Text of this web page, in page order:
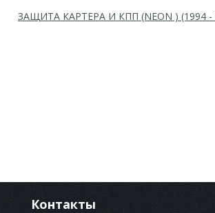
ЗАЩИТА КАРТЕРА И КПП (NEON ) (1994
Контакты